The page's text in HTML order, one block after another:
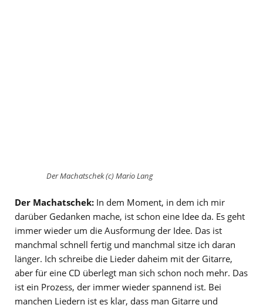
Der Machatschek (c) Mario Lang
Der Machatschek: In dem Moment, in dem ich mir
darüber Gedanken mache, ist schon eine Idee da. Es geht
immer wieder um die Ausformung der Idee. Das ist
manchmal schnell fertig und manchmal sitze ich daran
länger. Ich schreibe die Lieder daheim mit der Gitarre,
aber für eine CD überlegt man sich schon noch mehr. Das
ist ein Prozess, der immer wieder spannend ist. Bei
manchen Liedern ist es klar, dass man Gitarre und